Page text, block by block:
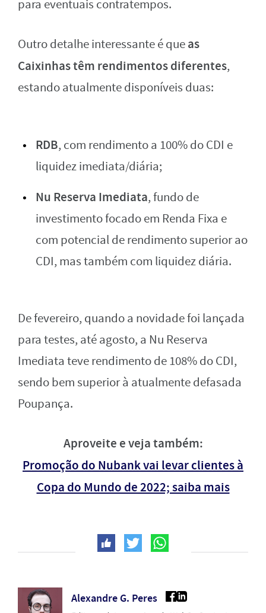
para eventuais contratempos.
Outro detalhe interessante é queas
Caixinhas têm rendimentos diferentes,
estando atualmente disponíveis duas:
RDB, com rendimento a 100% do CDI e
liquidez imediata/diária;
Nu Reserva Imediata, fundo de
investimento focado em Renda Fixa e
com potencial de rendimento superior ao
CDI, mas também com liquidez diária.
De fevereiro, quando a novidade foi lançada
para testes, até agosto, a Nu Reserva
Imediata teve rendimento de 108% do CDI,
sendo bem superior à atualmente defasada
Poupança.
Aproveite e veja também:
Promoção do Nubank vai levar clientes à
Copa do Mundo de 2022; saiba mais
Alexandre G. Peres